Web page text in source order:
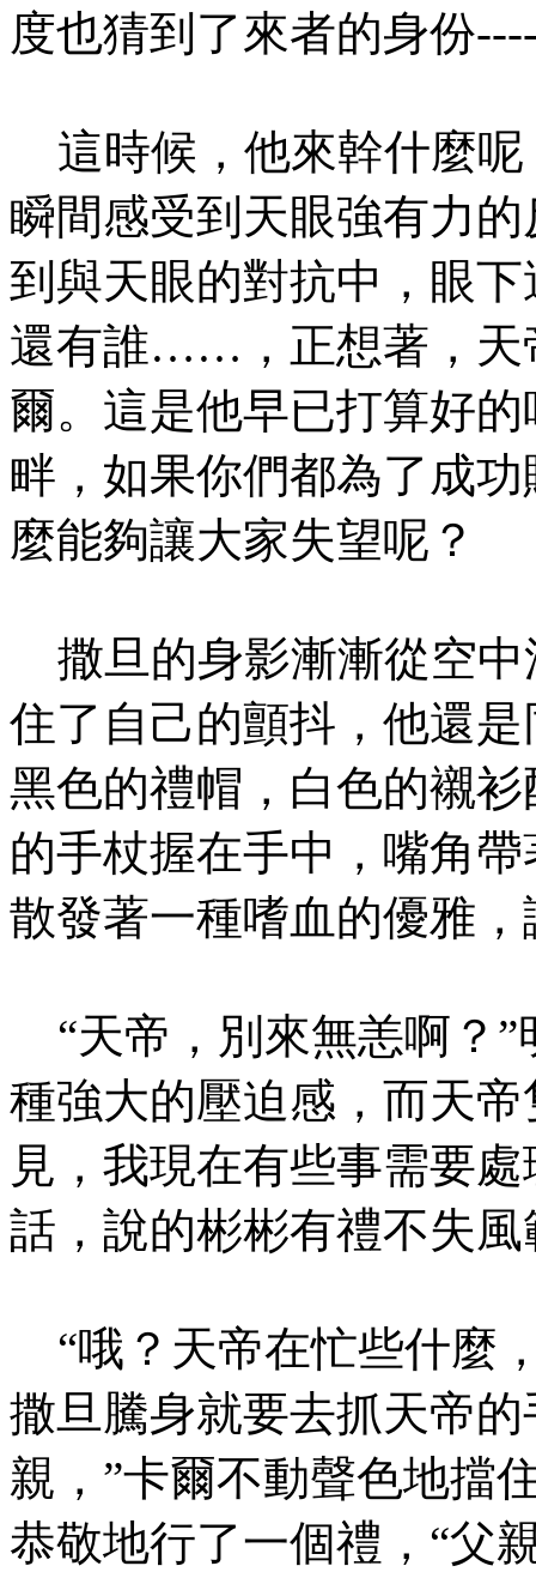
度也猜到了來者的身份
這時候，他來幹什麼
瞬間感受到天眼強有力
到與天眼的對抗中，眼
還有誰……，正想著，天
爾。這是他早已打算好
畔，如果你們都為了成
麼能夠讓大家失望呢？
撒旦的身影漸漸從空中
住了自己的顫抖，他還
黑色的禮帽，白色的襯
的手杖握在手中，嘴角
散發著一種嗜血的優雅
“天帝，別來無恙啊？”
種強大的壓迫感，而天
見，我現在有些事需要
話，說的彬彬有禮不失風
“哦？天帝在忙些什麼
撒旦騰身就要去抓天帝
親，”卡爾不動聲色地擋
恭敬地行了一個禮，“父